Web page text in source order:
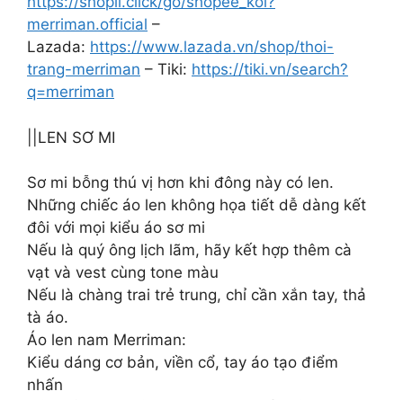
merriman.official –
Lazada: https://www.lazada.vn/shop/thoi-
trang-merriman – Tiki: https://tiki.vn/search?
q=merriman
||LEN SƠ MI
Sơ mi bỗng thú vị hơn khi đông này có len.
Những chiếc áo len không họa tiết dễ dàng kết
đôi với mọi kiểu áo sơ mi
Nếu là quý ông lịch lãm, hãy kết hợp thêm cà
vạt và vest cùng tone màu
Nếu là chàng trai trẻ trung, chỉ cần xắn tay, thả
tà áo.
Áo len nam Merriman:
Kiểu dáng cơ bản, viền cổ, tay áo tạo điểm
nhấn